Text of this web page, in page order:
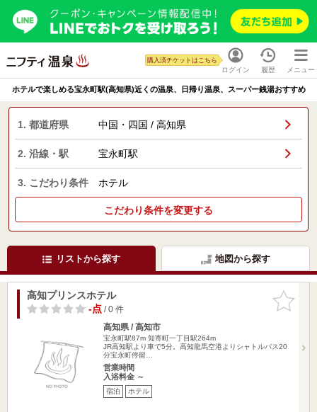
ログイン
購入済チケットはこちら
履歴 メニュー
ホテルで楽しめる宝永町駅(高知県)近くの温泉、日帰り温泉、スーパー銭湯おすすめ
1. 都道府県 中国・四国 / 高知県
2. 沿線・駅 宝永町駅
3. こだわり条件 ホテル
こだわり条件を変更する
リストから探す 地図から探す
お気に入
りに追加
高知プリンスホテル
-点/ 0 件
高知県 / 高知市
宝永町駅87m 知寄町一丁目駅264m
JR高知駅より車で5分。高知龍馬空港よりシャトルバス20
分宝永町停留…
営業時間
入浴料金 ～
宿泊 ホテル